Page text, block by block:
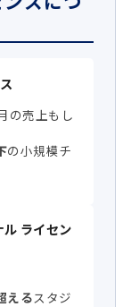
の売上もし
の小規模チ
ライセン
えるスタジ